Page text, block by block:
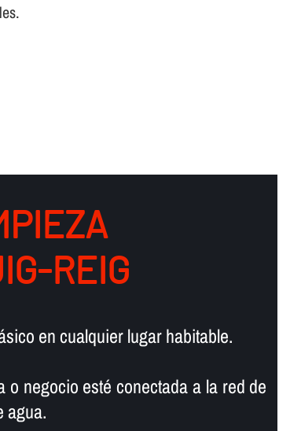
REIG
en cualquier lugar habitable.
negocio esté conectada a la red de
agua.